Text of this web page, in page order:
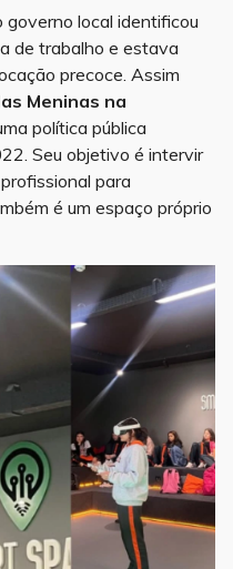
local identificou
de trabalho e estava
precoce. Assim
Meninas na
política pública
Seu objetivo é intervir
para
é um espaço próprio